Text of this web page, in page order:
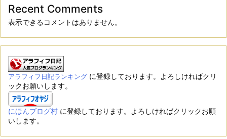
Recent Comments
表示できるコメントはありません。
アラフィフ日記ランキング に登録しております。よろしければクリ
ックお願いします。
にほんブログ村 に登録しております。よろしければクリックお願
いします。